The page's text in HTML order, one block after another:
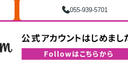
055-939-5701